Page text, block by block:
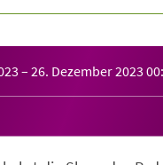
– 26. Dezember 2023